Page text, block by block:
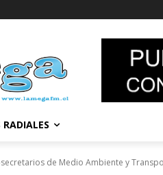
de Medio Ambiente y